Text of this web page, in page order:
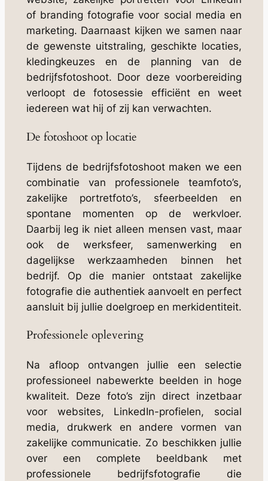
of branding fotografie voor social media en
marketing. Daarnaast kijken we samen naar
de gewenste uitstraling, geschikte locaties,
kledingkeuzes en de planning van de
bedrijfsfotoshoot. Door deze voorbereiding
verloopt de fotosessie efficiënt en weet
iedereen wat hij of zij kan verwachten.
De fotoshoot op locatie
Tijdens de bedrijfsfotoshoot maken we een
combinatie van professionele teamfoto’s,
zakelijke portretfoto’s, sfeerbeelden en
spontane momenten op de werkvloer.
Daarbij leg ik niet alleen mensen vast, maar
ook de werksfeer, samenwerking en
dagelijkse werkzaamheden binnen het
bedrijf. Op die manier ontstaat zakelijke
fotografie die authentiek aanvoelt en perfect
aansluit bij jullie doelgroep en merkidentiteit.
Professionele oplevering
Na afloop ontvangen jullie een selectie
professioneel nabewerkte beelden in hoge
kwaliteit. Deze foto’s zijn direct inzetbaar
voor websites, LinkedIn-profielen, social
media, drukwerk en andere vormen van
zakelijke communicatie. Zo beschikken jullie
over een complete beeldbank met
professionele bedrijfsfotografie die